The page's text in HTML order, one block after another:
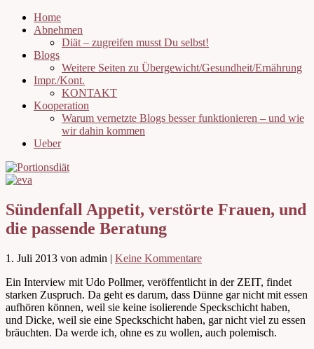
Home
Abnehmen
Diät – zugreifen musst Du selbst!
Blogs
Weitere Seiten zu Übergewicht/Gesundheit/Ernährung
Impr./Kont.
KONTAKT
Kooperation
Warum vernetzte Blogs besser funktionieren – und wie
wir dahin kommen
Ueber
Sündenfall Appetit, verstörte Frauen, und
die passende Beratung
1. Juli 2013 von admin | Keine Kommentare
Ein Interview mit Udo Pollmer, veröffentlicht in der ZEIT, findet
starken Zuspruch. Da geht es darum, dass Dünne gar nicht mit essen
aufhören können, weil sie keine isolierende Speckschicht haben,
und Dicke, weil sie eine Speckschicht haben, gar nicht viel zu essen
bräuchten. Da werde ich, ohne es zu wollen, auch polemisch.